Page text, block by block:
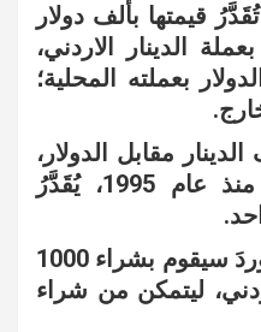
قيمتها بألف دولار
الدينار الاردني،
بعملته المحلية؛
مقابل الدولار،
وهو سعر صرف ثابت منذ عام 1995، يُقَدَّرُ
فإن هذا يعني، أنَّ المستوردَ سيقوم بشراء 1000
709 دينار اردني، ليتمكن من شراء